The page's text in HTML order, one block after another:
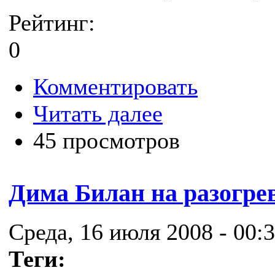
Рейтинг:
0
Комментировать
Читать далее
45 просмотров
Дима Билан на
Среда, 16 июля 2008 -
Теги: